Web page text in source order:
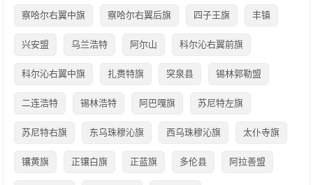
察哈尔右翼中旗 察哈尔右翼后旗 四子王旗 丰镇
兴安盟 乌兰浩特 阿尔山 科尔沁右翼前旗
科尔沁右翼中旗 扎赉特旗 突泉县 锡林郭勒盟
二连浩特 锡林浩特 阿巴嘎旗 苏尼特左旗
苏尼特右旗 东乌珠穆沁旗 西乌珠穆沁旗 太仆寺旗
镶黄旗 正镶白旗 正蓝旗 多伦县 阿拉善盟